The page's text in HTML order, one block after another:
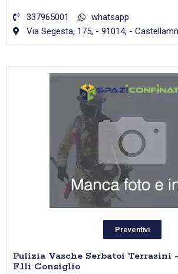
337965001
whatsapp
Via Segesta, 175, - 91014, -
Preventivi
Pulizia Vasche Serbatoi Terrasini
F.lli Consiglio